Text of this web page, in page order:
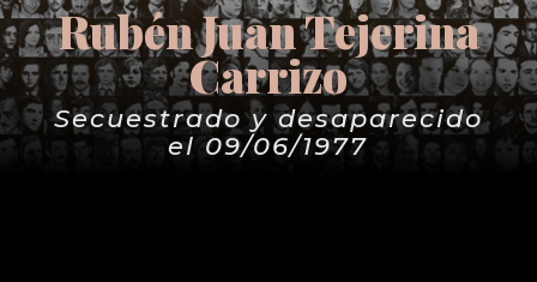
Rubén Juan Tejerina
Carrizo
Secuestrado y desaparecido
el 09/06/1977